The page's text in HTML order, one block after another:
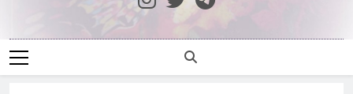
Democratic
Modernity